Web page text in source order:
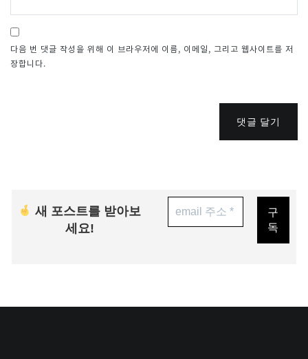
다음 번 댓글 작성을 위해 이 브라우저에 이름, 이메일, 그리고 웹사이트를 저
장합니다.
댓글 달기
새 포스트를 받아보
세요!